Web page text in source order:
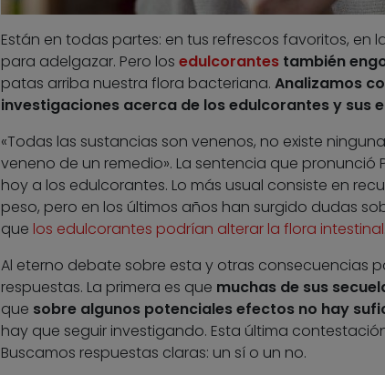
Están en todas partes: en tus refrescos favoritos, en
para adelgazar. Pero los edulcorantes también
patas arriba nuestra flora bacteriana. Analizamos
investigaciones acerca de los edulcorantes y sus
«Todas las sustancias son venenos, no existe
veneno de un remedio». La sentencia que
hoy a los edulcorantes. Lo más usual consiste en
peso, pero en los últimos años han surgido dudas
que los edulcorantes podrían alterar la flora intestinal
Al eterno debate sobre esta y otras consecuencias
respuestas. La primera es que muchas de sus
que sobre algunos potenciales efectos no hay
hay que seguir investigando. Esta última
Buscamos respuestas claras: un sí o un no.